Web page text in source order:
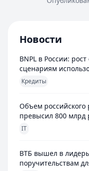
Новости
BNPL в России:
сценариям
Кредиты
Объем российского
превысил 800 млрд
IT
ВТБ вышел в
поручительствам